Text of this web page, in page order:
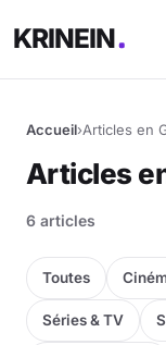
KRINEIN
Accueil›Articles en
Articles
6 articles
Toutes
Séries & TV